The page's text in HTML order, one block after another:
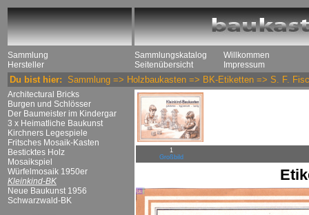
Sammlung
Hersteller
Sammlungskatalog
Seitenübersicht
Willkommen
Impressum
Du bist hier: Sammlung => Holzbaukasten => BK-Etiketten => S. F.
Architectural Bricks
Burgen und Schlösser
Der Baumeister im Kindergar
3 x Heimatliche Baukunst
Kirchners Legespiele
Fritsches Mosaik-Kasten
Besticktes Holz
Mosaikspiel
Würfelmosaik 1950er
Kleinkind-BK
Neue Baukunst 1956
Schwarzwald-BK
1
Großbild